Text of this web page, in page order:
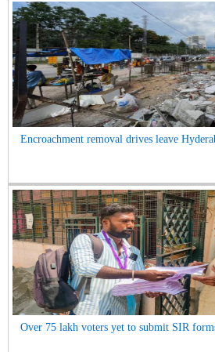
Encroachment removal drives leave
Over 75 lakh voters yet to submit SIR